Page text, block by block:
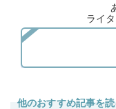
ライ
他のおすすめ記事を